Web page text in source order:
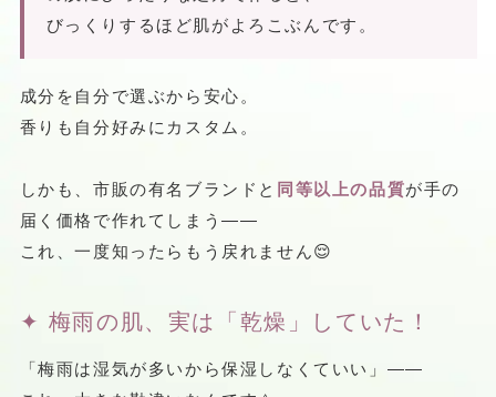
びっくりするほど肌がよろこぶんです。
成分を自分で選ぶから安心。
香りも自分好みにカスタム。
しかも、市販の有名ブランドと 同等以上の品質が手の
届く価格で作れてしまう——
これ、一度知ったらもう戻れません😌
✦ 梅雨の肌、実は「乾燥」していた！
「梅雨は湿気が多いから保湿しなくていい」——